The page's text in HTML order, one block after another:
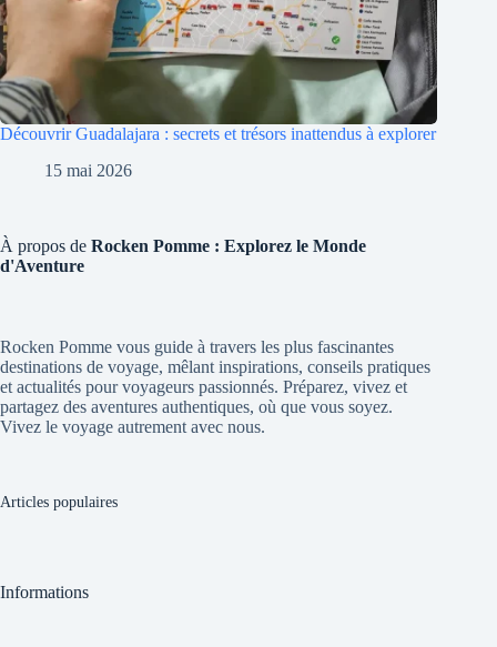
Découvrir Guadalajara : secrets et trésors inattendus à explorer
15 mai 2026
À propos de Rocken Pomme : Explorez le Monde
d'Aventure
Rocken Pomme vous guide à travers les plus fascinantes
destinations de voyage, mêlant inspirations, conseils pratiques
et actualités pour voyageurs passionnés. Préparez, vivez et
partagez des aventures authentiques, où que vous soyez.
Vivez le voyage autrement avec nous.
Articles populaires
Informations